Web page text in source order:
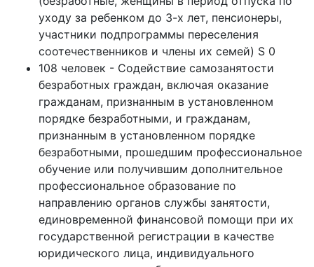
уходу за ребенком до 3-х лет, пенсионеры,
участники подпрограммы переселения
соотечественников и члены их семей) S 0
108 человек - Содействие самозанятости
безработных граждан, включая оказание
гражданам, признанным в установленном
порядке безработными, и гражданам,
признанным в установленном порядке
безработными, прошедшим профессиональное
обучение или получившим дополнительное
профессиональное образование по
направлению органов службы занятости,
единовременной финансовой помощи при их
государственной регистрации в качестве
юридического лица, индивидуального